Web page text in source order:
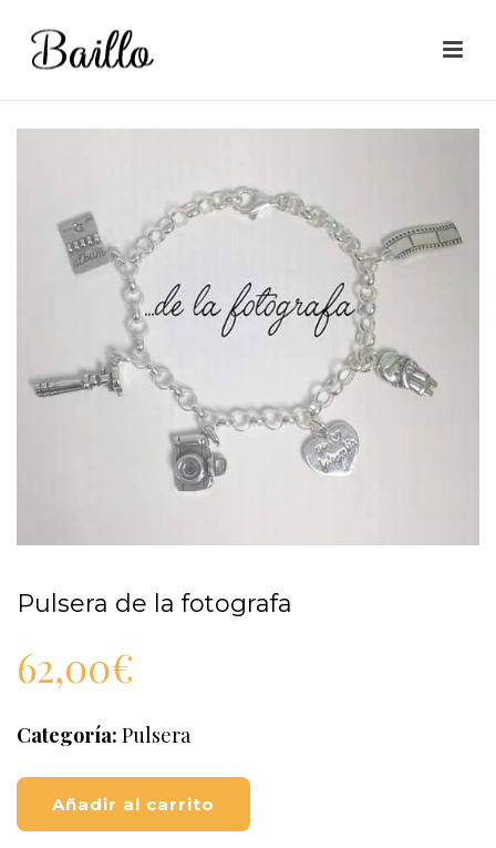
Pulsera de la fotografa
62,00€
Categoría: Pulsera
Añadir al carrito